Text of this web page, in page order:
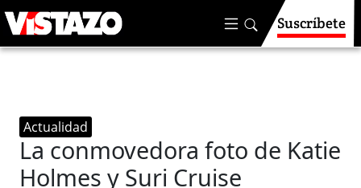
Suscríbete
Actualidad
La conmovedora foto de Katie
Holmes y Suri Cruise